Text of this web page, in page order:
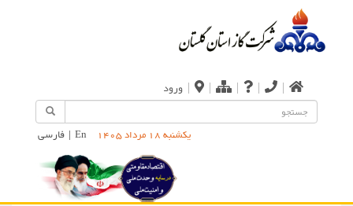
|
|
|
|
| ورود
یکشنبه 18 مرداد 1405 En
| فارسی